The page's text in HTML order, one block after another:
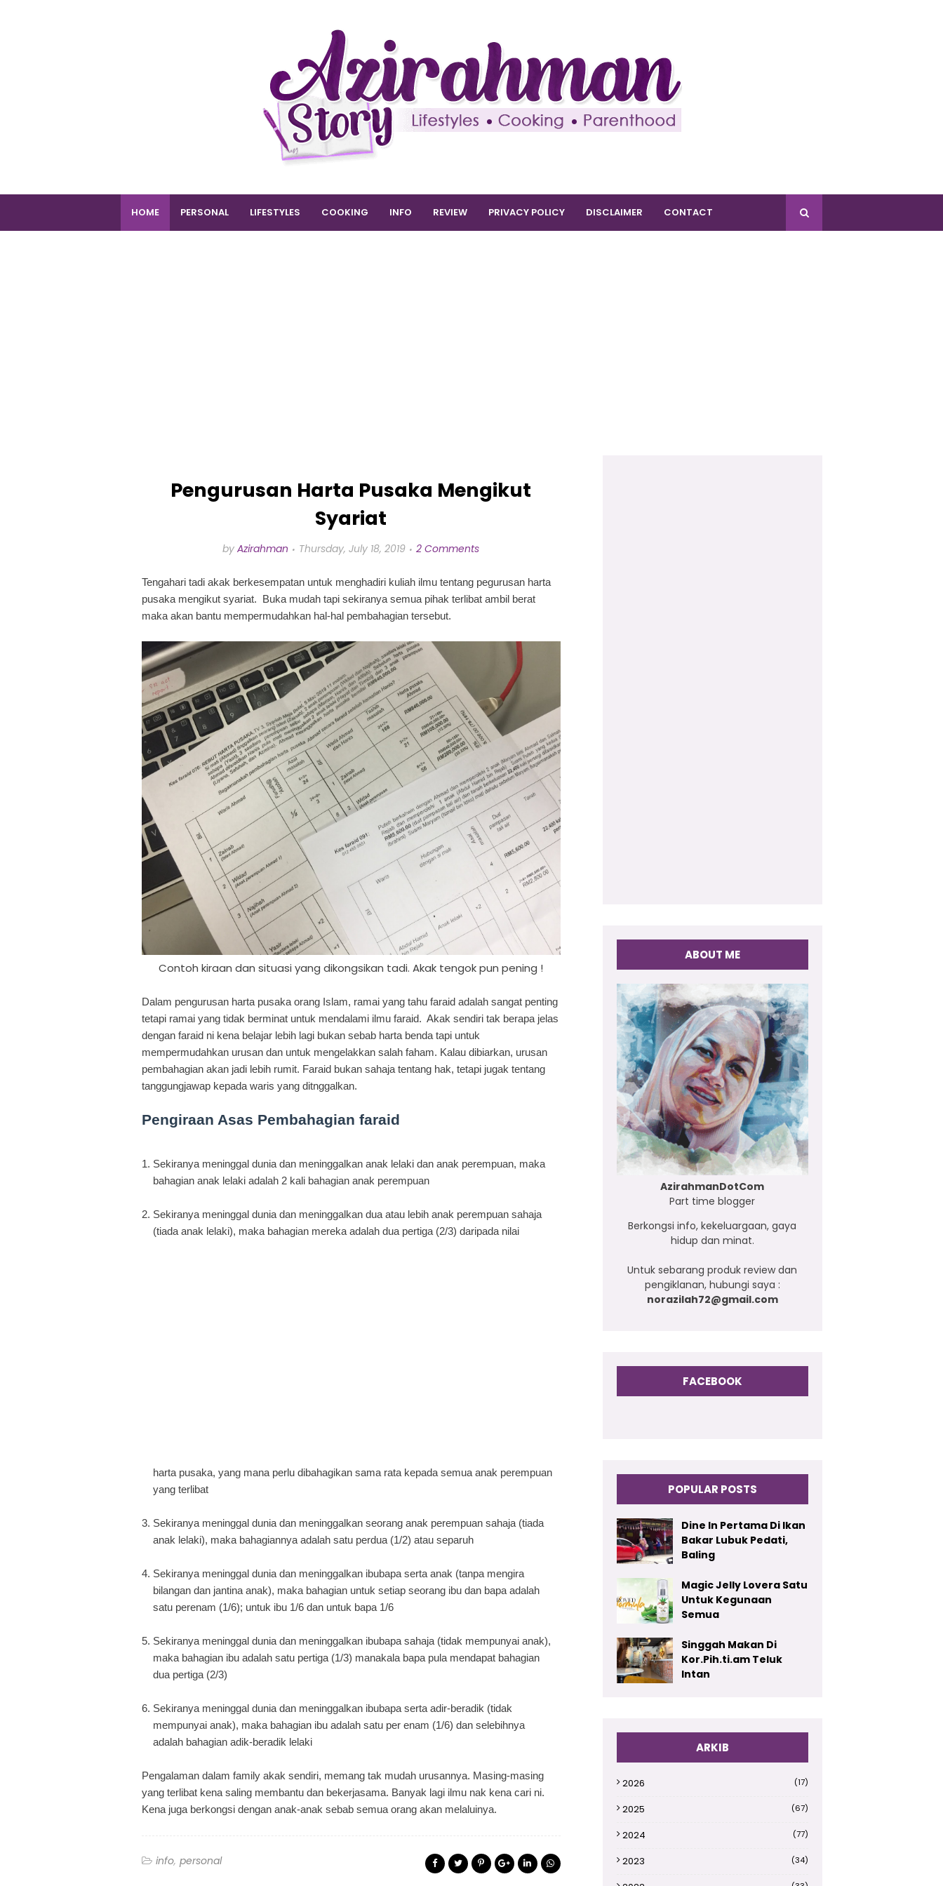
HOME PERSONAL LIFESTYLES COOKING INFO REVIEW PRIVACY POLICY DISCLAIMER CONTACT
Pengurusan Harta Pusaka Mengikut
Syariat
by Azirahman Thursday, July 18, 2019 2 Comments
Tengahari tadi akak berkesempatan untuk menghadiri kuliah ilmu tentang pegurusan harta
pusaka mengikut syariat. Buka mudah tapi sekiranya semua pihak terlibat ambil berat
maka akan bantu mempermudahkan hal-hal pembahagian tersebut.
Contoh kiraan dan situasi yang dikongsikan tadi. Akak tengok pun pening !
Dalam pengurusan harta pusaka orang Islam, ramai yang tahu faraid adalah sangat penting
tetapi ramai yang tidak berminat untuk mendalami ilmu faraid. Akak sendiri tak berapa jelas
dengan faraid ni kena belajar lebih lagi bukan sebab harta benda tapi untuk
mempermudahkan urusan dan untuk mengelakkan salah faham. Kalau dibiarkan, urusan
pembahagian akan jadi lebih rumit. Faraid bukan sahaja tentang hak, tetapi jugak tentang
tanggungjawap kepada waris yang ditnggalkan.
Pengiraan Asas Pembahagian faraid
1. Sekiranya meninggal dunia dan meninggalkan anak lelaki dan anak perempuan, maka
bahagian anak lelaki adalah 2 kali bahagian anak perempuan
2. Sekiranya meninggal dunia dan meninggalkan dua atau lebih anak perempuan sahaja
(tiada anak lelaki), maka bahagian mereka adalah dua pertiga (2/3) daripada nilai
harta pusaka, yang mana perlu dibahagikan sama rata kepada semua anak perempuan
yang terlibat
3. Sekiranya meninggal dunia dan meninggalkan seorang anak perempuan sahaja (tiada
anak lelaki), maka bahagiannya adalah satu perdua (1/2) atau separuh
4. Sekiranya meninggal dunia dan meninggalkan ibubapa serta anak (tanpa mengira
bilangan dan jantina anak), maka bahagian untuk setiap seorang ibu dan bapa adalah
satu perenam (1/6); untuk ibu 1/6 dan untuk bapa 1/6
5. Sekiranya meninggal dunia dan meninggalkan ibubapa sahaja (tidak mempunyai anak),
maka bahagian ibu adalah satu pertiga (1/3) manakala bapa pula mendapat bahagian
dua pertiga (2/3)
6. Sekiranya meninggal dunia dan meninggalkan ibubapa serta adir-beradik (tidak
mempunyai anak), maka bahagian ibu adalah satu per enam (1/6) dan selebihnya
adalah bahagian adik-beradik lelaki
Pengalaman dalam family akak sendiri, memang tak mudah urusannya. Masing-masing
yang terlibat kena saling membantu dan bekerjasama. Banyak lagi ilmu nak kena cari ni.
Kena juga berkongsi dengan anak-anak sebab semua orang akan melaluinya.
info personal
ABOUT ME
AzirahmanDotCom
Part time blogger
Berkongsi info, kekeluargaan, gaya
hidup dan minat.
Untuk sebarang produk review dan
pengiklanan, hubungi saya :
norazilah72@gmail.com
FACEBOOK
POPULAR POSTS
Dine In Pertama Di Ikan
Bakar Lubuk Pedati,
Baling
Magic Jelly Lovera Satu
Untuk Kegunaan
Semua
Singgah Makan Di
Kor.Pih.ti.am Teluk
Intan
ARKIB
2026 (17)
2025 (67)
2024 (77)
2023 (34)